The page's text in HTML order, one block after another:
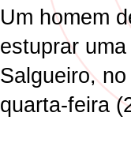
Um homem
estuprar
Salgueiro,
quarta-feira